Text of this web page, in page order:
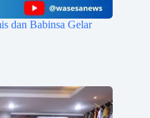
dan Babinsa Gelar